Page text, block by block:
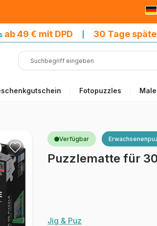
ab 49 € mit DPD 30 Tage
Fotopuzzles
Verfügbar
Puzzlematte für
Jig & Puz